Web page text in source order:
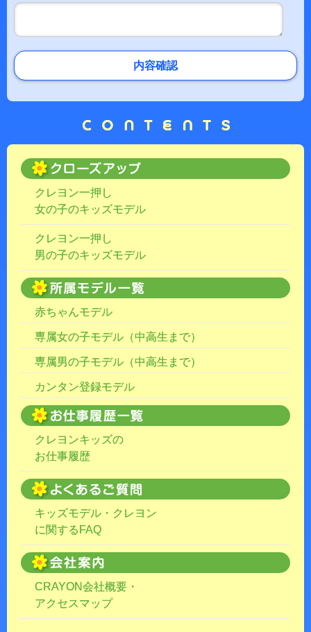
内容確認
クレヨン一押し
女の子のキッズモデル
クレヨン一押し
男の子のキッズモデル
赤ちゃんモデル
専属女の子モデル（中高生まで）
専属男の子モデル（中高生まで）
カンタン登録モデル
クレヨンキッズの
お仕事履歴
キッズモデル・クレヨン
に関するFAQ
CRAYON会社概要・
アクセスマップ